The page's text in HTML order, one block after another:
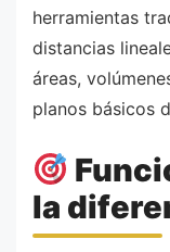
herramientas
distancias
áreas,
planos básicos
la